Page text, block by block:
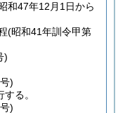
和47年12月1日から
(昭和41年訓令甲第
)
)
る。
)